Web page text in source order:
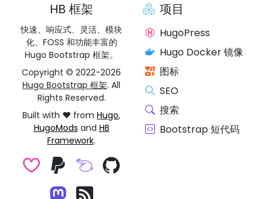
HB 框架
快速、响应式、灵活、模块
化、FOSS 和功能丰富的
Hugo Bootstrap 框架。
Copyright © 2022-2026
Hugo Bootstrap 框架. All
Rights Reserved.
Built with ❤️ from Hugo,
HugoMods and HB
Framework.
项目
HugoPress
Hugo Docker 镜像
图标
SEO
搜索
Bootstrap 短代码